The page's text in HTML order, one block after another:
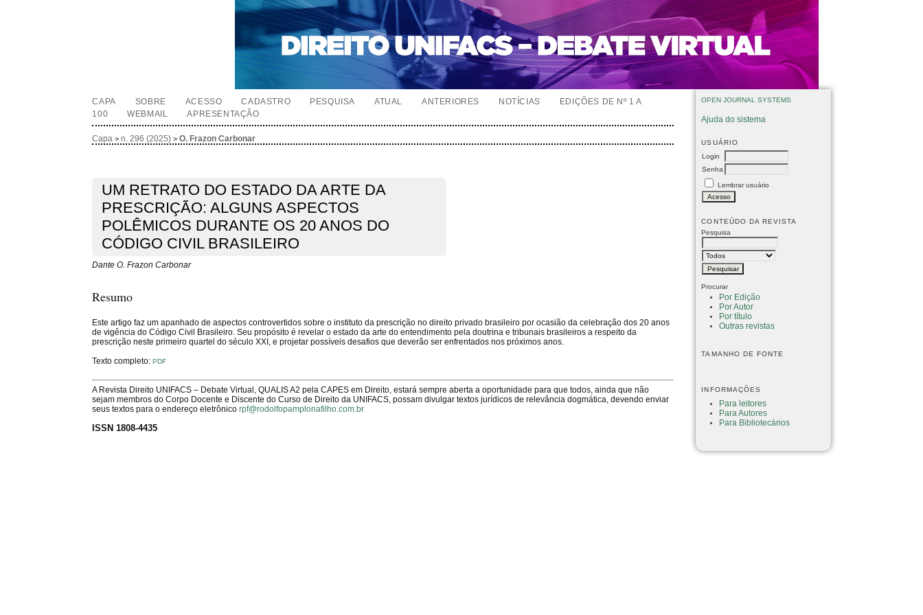
OPEN JOURNAL SYSTEMS
Ajuda do sistema
USUÁRIO
Login
Senha
Lembrar usuário
CONTEÚDO DA REVISTA
Pesquisa
Procurar
Por Edição
Por Autor
Por título
Outras revistas
TAMANHO DE FONTE
INFORMAÇÕES
Para leitores
Para Autores
Para Bibliotecários
CAPA SOBRE ACESSO CADASTRO PESQUISA ATUAL ANTERIORES NOTÍCIAS
EDIÇÕES DE Nº 1 A
100
WEBMAIL APRESENTAÇÃO
Capa >n. 296 (2025) >O. Frazon Carbonar
UM RETRATO DO ESTADO DA ARTE DA
PRESCRIÇÃO: ALGUNS ASPECTOS
POLÊMICOS DURANTE OS 20 ANOS DO
CÓDIGO CIVIL BRASILEIRO
Dante O. Frazon Carbonar
Resumo
Este artigo faz um apanhado de aspectos controvertidos sobre o instituto da prescrição no direito privado brasileiro por ocasião da celebração dos 20 anos
de vigência do Código Civil Brasileiro. Seu propósito é revelar o estado da arte do entendimento pela doutrina e tribunais brasileiros a respeito da
prescrição neste primeiro quartel do século XXI, e projetar possíveis desafios que deverão ser enfrentados nos próximos anos.
Texto completo:PDF
A Revista Direito UNIFACS – Debate Virtual, QUALIS A2 pela CAPES em Direito, estará sempre aberta a oportunidade para que todos, ainda que não
sejam membros do Corpo Docente e Discente do Curso de Direito da UNIFACS, possam divulgar textos jurídicos de relevância dogmática, devendo enviar
seus textos para o endereço eletrônicorpf@rodolfopamplonafilho.com.br
ISSN 1808-4435